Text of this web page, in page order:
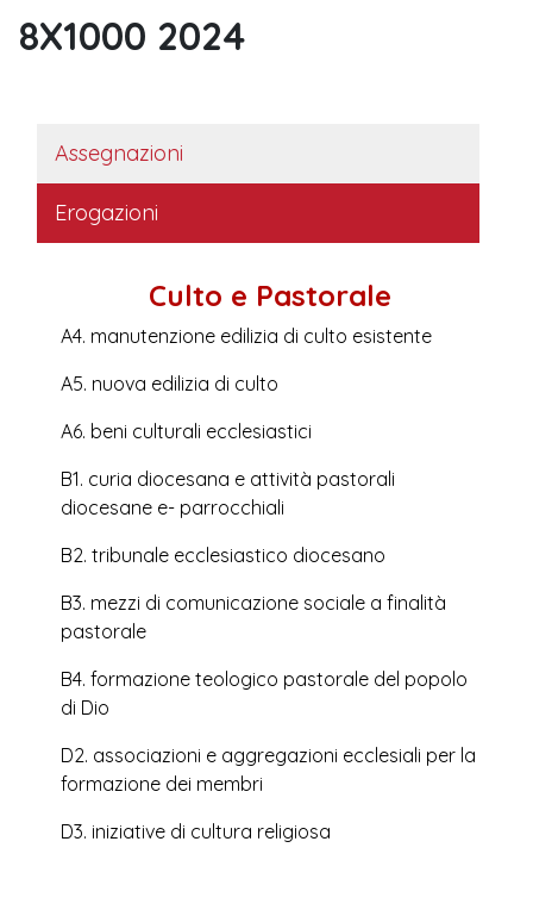
8X1000 2024
Assegnazioni
Erogazioni
Culto e Pastorale
A4. manutenzione edilizia di culto esistente
A5. nuova edilizia di culto
A6. beni culturali ecclesiastici
B1. curia diocesana e attività pastorali
diocesane e- parrocchiali
B2. tribunale ecclesiastico diocesano
B3. mezzi di comunicazione sociale a finalità
pastorale
B4. formazione teologico pastorale del popolo
di Dio
D2. associazioni e aggregazioni ecclesiali per la
formazione dei membri
D3. iniziative di cultura religiosa